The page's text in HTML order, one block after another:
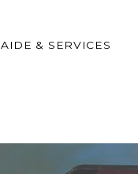
AIDE & SERVICES